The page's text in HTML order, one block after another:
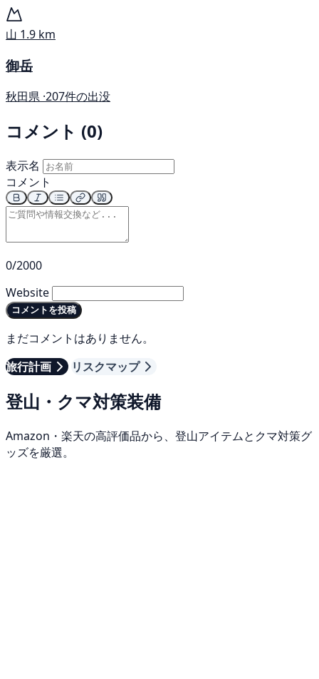
山 1.9 km
御岳
秋田県 ·207件の出没
コメント (0)
表示名
コメント
0/2000
Website
コメントを投稿
まだコメントはありません。
旅行計画
リスクマップ
登山・クマ対策装備
Amazon・楽天の高評価品から、登山アイテムとクマ対策グ
ッズを厳選。